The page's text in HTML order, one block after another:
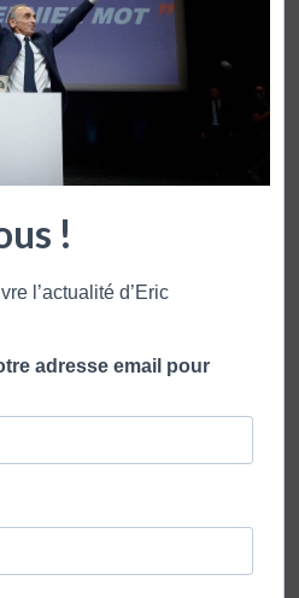
!
l’actualité d’Eric
adresse email pour